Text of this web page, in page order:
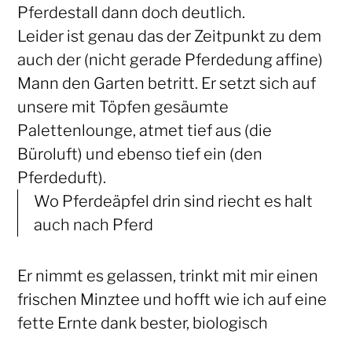
Pferdestall dann doch deutlich.
Leider ist genau das der Zeitpunkt zu dem
auch der (nicht gerade Pferdedung affine)
Mann den Garten betritt. Er setzt sich auf
unsere mit Töpfen gesäumte
Palettenlounge, atmet tief aus (die
Büroluft) und ebenso tief ein (den
Pferdeduft).
Wo Pferdeäpfel drin sind riecht es halt
auch nach Pferd
Er nimmt es gelassen, trinkt mit mir einen
frischen Minztee und hofft wie ich auf eine
fette Ernte dank bester, biologisch